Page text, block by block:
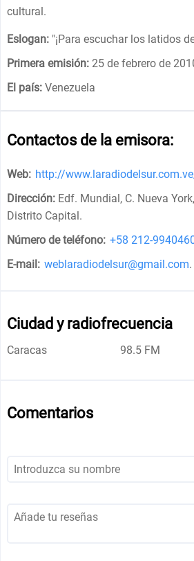
cultural.
Eslogan: "¡Para escuchar los latidos
Primera emisión: 25 de febrero de
El país: Venezuela
Contactos de la emisora:
Web: http://
Dirección: Edf. Mundial, C. Nueva
Distrito Capital.
Número de teléfono: +58 212-
E-mail: weblaradiodelsur@gmail.com.
Ciudad y radiofrecuencia
Caracas 98.5 FM
Comentarios